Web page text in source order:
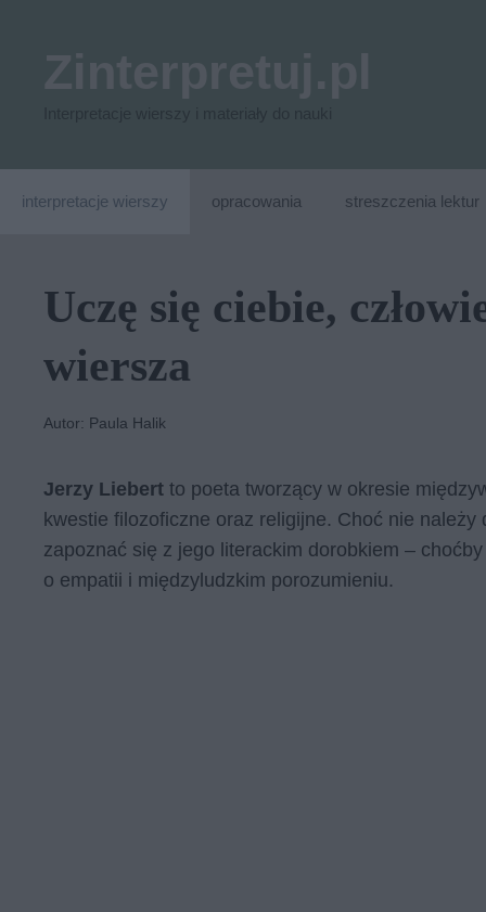
interpretacje wierszy opracowania streszczenia lektur
Uczę się ciebie,
wiersza
Autor: Paula Halik
Jerzy Liebert to poeta tworzący w okresie
kwestie filozoficzne oraz religijne. Choć nie
zapoznać się z jego literackim dorobkiem –
o empatii i międzyludzkim porozumieniu.